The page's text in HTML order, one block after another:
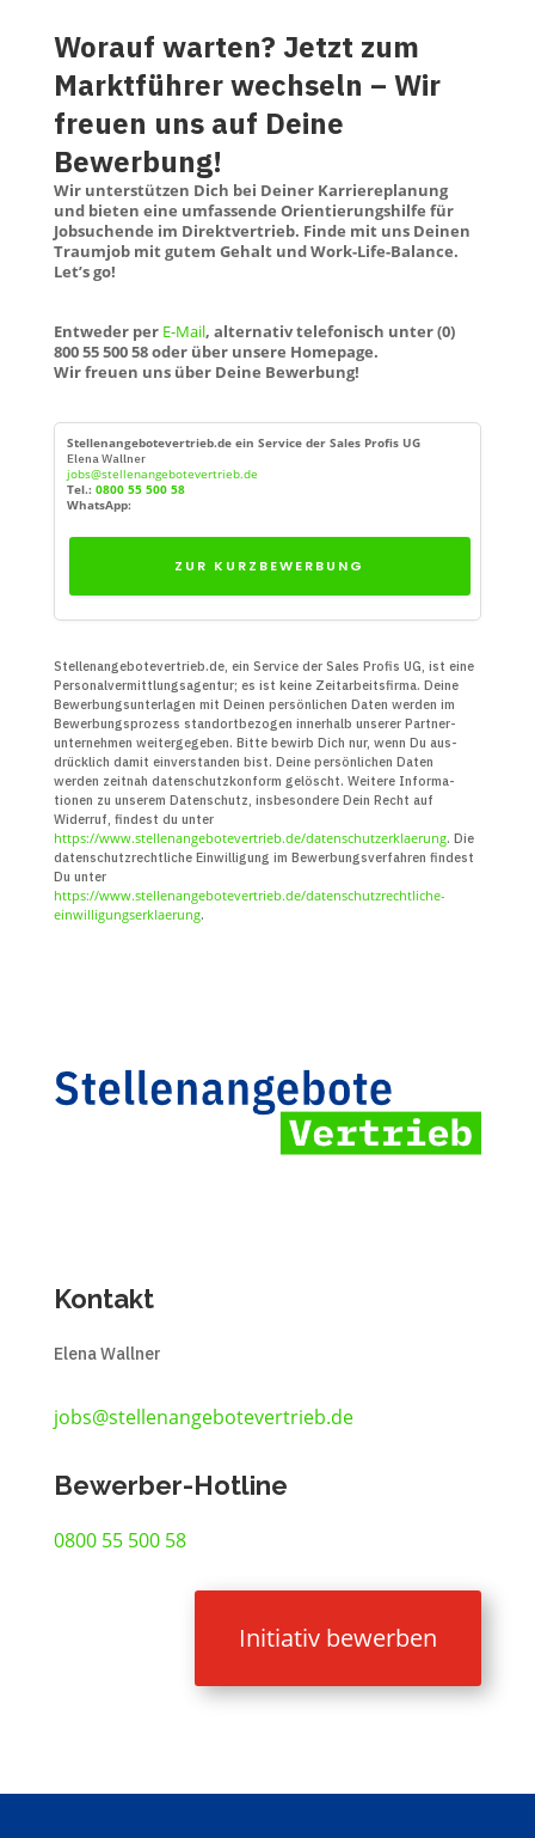
Worauf warten? Jetzt zum
Marktführer wechseln – Wir
freuen uns auf Deine
Bewerbung!
Wir unterstützen Dich bei Deiner Karriereplanung
und bieten eine umfassende Orientierungshilfe für
Jobsuchende im Direktvertrieb. Finde mit uns Deinen
Traumjob mit gutem Gehalt und Work-Life-Balance.
Let’s go!
Entweder per E-Mail, alternativ telefonisch unter (0)
800 55 500 58 oder über unsere Homepage.
Wir freuen uns über Deine Bewerbung!
Stellenangebotevertrieb.de ein Service der Sales Profis UG
Elena Wallner
jobs@stellenangebotevertrieb.de
Tel.: 0800 55 500 58
WhatsApp:
ZUR KURZBEWERBUNG
Stellenangebotevertrieb.de, ein Service der Sales Profis UG, ist eine
Personal­vermittlungs­agentur; es ist keine Zeit­arbeits­firma. Deine
Bewerbungs­unter­lagen mit Deinen persön­lichen Daten werden im
Bewerbungs­prozess standort­bezogen innerhalb unserer Partner­
unter­nehmen weiter­gegeben. Bitte bewirb Dich nur, wenn Du aus­
drücklich damit ein­verstanden bist. Deine persön­lichen Daten
werden zeitnah daten­schutz­konform gelöscht. Weitere Infor­ma­
tionen zu unserem Daten­schutz, insbe­sondere Dein Recht auf
Widerruf, findest du unter
https://www.stellenangebotevertrieb.de/datenschutzerklaerung. Die
daten­schutz­recht­liche Ein­willigung im Bewerbungs­verfahren findest
Du unter
https://www.stellenangebotevertrieb.de/datenschutzrechtliche-
einwilligungserklaerung.
Kontakt
Elena Wallner
jobs@stellenangebotevertrieb.de
Bewerber-Hotline
0800 55 500 58
Initiativ bewerben